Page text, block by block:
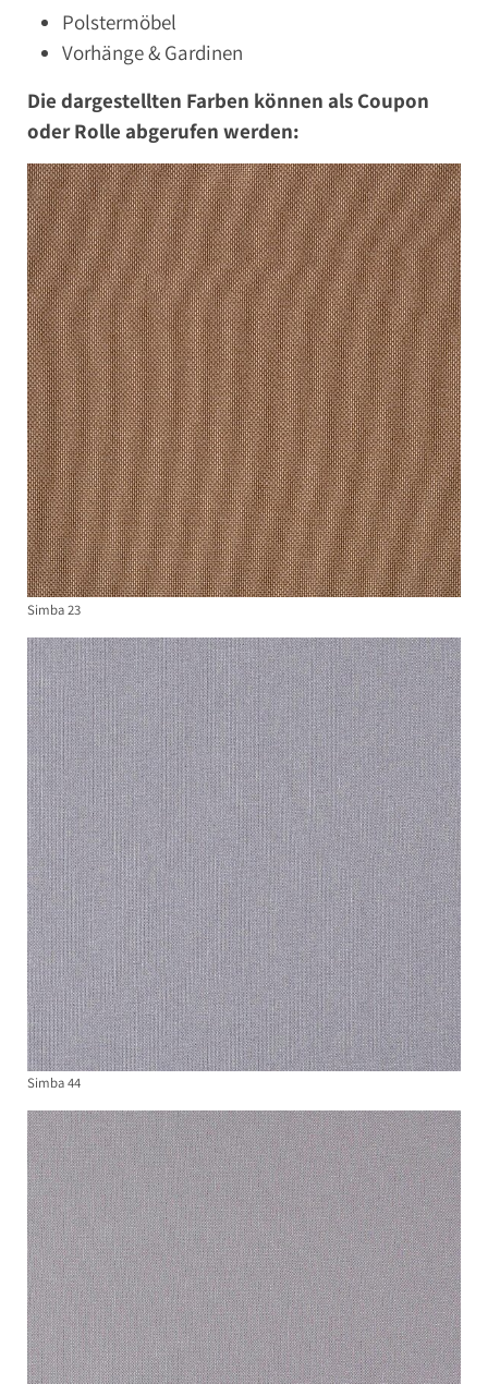
Simba 23
Simba 44
Polstermöbel
Vorhänge & Gardinen
Die dargestellten Farben können als Coupon
oder Rolle abgerufen werden: